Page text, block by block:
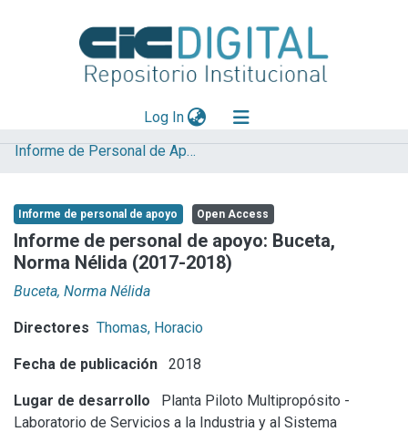
Log In(current)
Explorar
Aportar material
Statistics
Informe de Personal de Apoyo
Informe de personal de apoyo Open Access
Informe de personal de apoyo: Buceta,
Norma Nélida (2017-2018)
Buceta, Norma Nélida
Directores Thomas, Horacio
Fecha de publicación 2018
Lugar de desarrollo
Planta Piloto Multipropósito -
Laboratorio de Servicios a la Industria y al Sistema